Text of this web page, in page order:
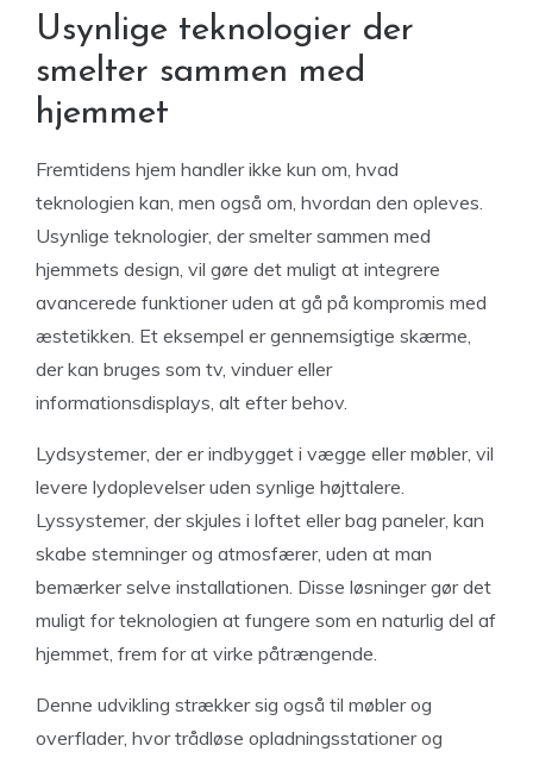
Usynlige teknologier der
smelter sammen med
hjemmet
Fremtidens hjem handler ikke kun om, hvad
teknologien kan, men også om, hvordan den opleves.
Usynlige teknologier, der smelter sammen med
hjemmets design, vil gøre det muligt at integrere
avancerede funktioner uden at gå på kompromis med
æstetikken. Et eksempel er gennemsigtige skærme,
der kan bruges som tv, vinduer eller
informationsdisplays, alt efter behov.
Lydsystemer, der er indbygget i vægge eller møbler, vil
levere lydoplevelser uden synlige højttalere.
Lyssystemer, der skjules i loftet eller bag paneler, kan
skabe stemninger og atmosfærer, uden at man
bemærker selve installationen. Disse løsninger gør det
muligt for teknologien at fungere som en naturlig del af
hjemmet, frem for at virke påtrængende.
Denne udvikling strækker sig også til møbler og
overflader, hvor trådløse opladningsstationer og